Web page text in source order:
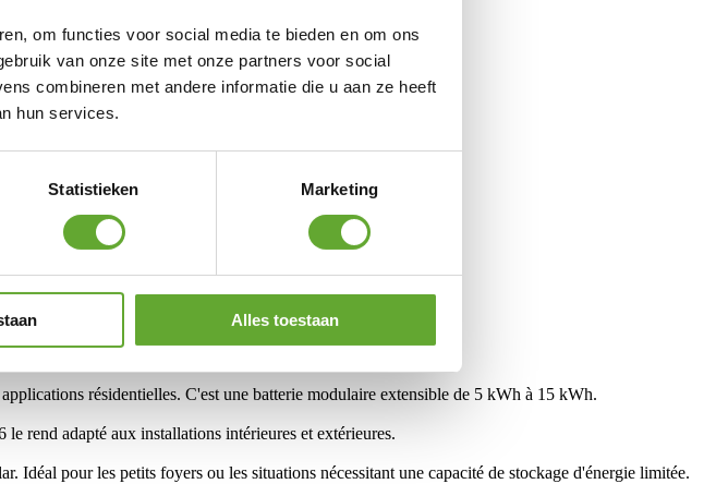
om functies voor social media te bieden en om ons
van onze site met onze partners voor social
combineren met andere informatie die u aan ze heeft
hun services.
Statistieken Marketing
Alles toestaan
résidentielles. C'est une batterie modulaire extensible de 5 kWh à 15 kWh.
rend adapté aux installations intérieures et extérieures.
pour les petits foyers ou les situations nécessitant une capacité de stockage d'énergie limitée.